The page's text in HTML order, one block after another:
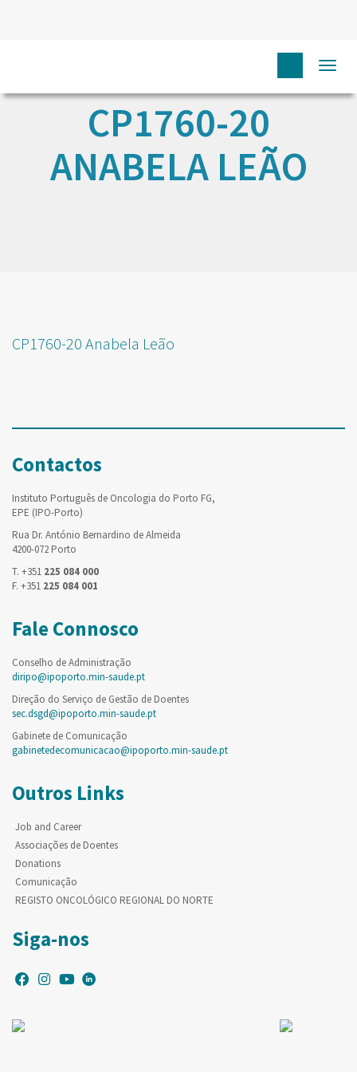
CP1760-20
ANABELA LEÃO
CP1760-20 Anabela Leão
Contactos
Instituto Português de Oncologia do Porto FG,
EPE (IPO-Porto)
Rua Dr. António Bernardino de Almeida
4200-072 Porto
T. +351 225 084 000
F. +351 225 084 001
Fale Connosco
Conselho de Administração
diripo@ipoporto.min-saude.pt
Direção do Serviço de Gestão de Doentes
sec.dsgd@ipoporto.min-saude.pt
Gabinete de Comunicação
gabinetedecomunicacao@ipoporto.min-saude.pt
Outros Links
Job and Career
Associações de Doentes
Donations
Comunicação
REGISTO ONCOLÓGICO REGIONAL DO NORTE
Siga-nos